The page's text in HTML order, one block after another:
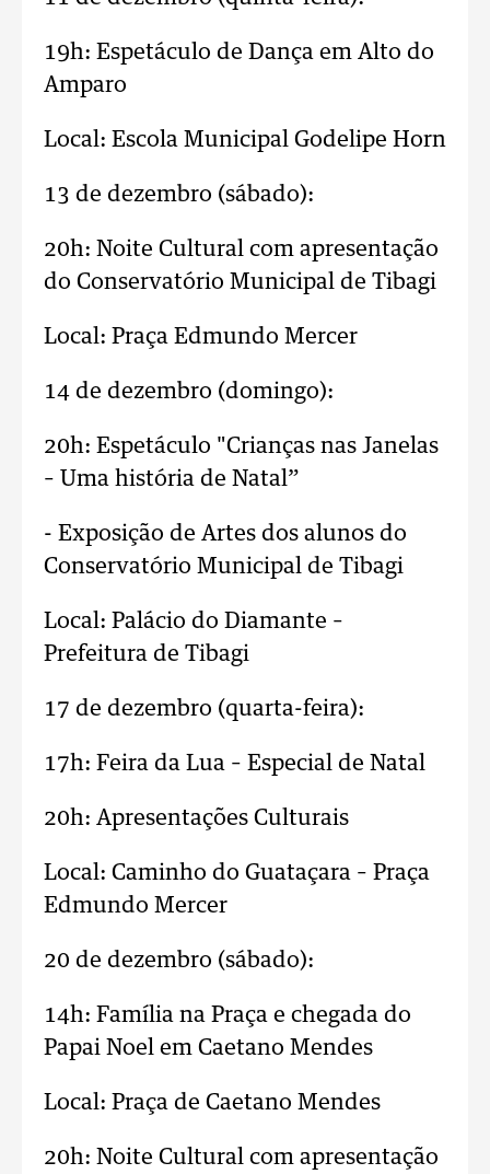
19h: Espetáculo de Dança em Alto do
Amparo
Local: Escola Municipal Godelipe Horn
13 de dezembro (sábado):
20h: Noite Cultural com apresentação
do Conservatório Municipal de Tibagi
Local: Praça Edmundo Mercer
14 de dezembro (domingo):
20h: Espetáculo "Crianças nas Janelas
– Uma história de Natal”
- Exposição de Artes dos alunos do
Conservatório Municipal de Tibagi
Local: Palácio do Diamante –
Prefeitura de Tibagi
17 de dezembro (quarta-feira):
17h: Feira da Lua – Especial de Natal
20h: Apresentações Culturais
Local: Caminho do Guataçara – Praça
Edmundo Mercer
20 de dezembro (sábado):
14h: Família na Praça e chegada do
Papai Noel em Caetano Mendes
Local: Praça de Caetano Mendes
20h: Noite Cultural com apresentação